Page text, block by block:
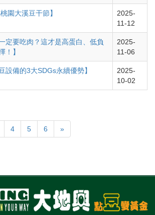
園大溪豆干節】
2025-
11-12
定要吃肉？這才是高蛋白、低負
！】
2025-
11-06
設備的3大SDGs永續優勢】
2025-
10-02
4 5 6 »